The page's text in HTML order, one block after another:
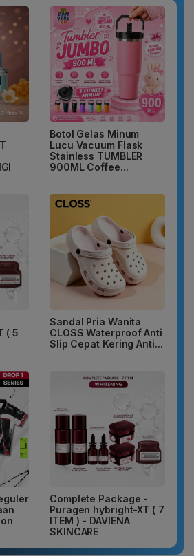
Botol Gelas Minum
Lucu Vacuum Flask
Stainless TUMBLER
900ML Coffee...
( 5
Sandal Pria Wanita
CLOSS Waterproof Anti
Slip Cepat Kering Anti...
Complete Package -
Puragen hybright-XT ( 7
ITEM ) - DAVIENA
SKINCARE